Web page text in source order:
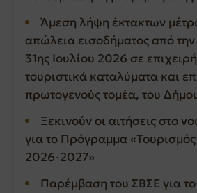
Άμεση λήψη έκτακτων
απώλεια εισοδήματος από
31ης Ιουλίου 2026 σε
τουριστικά καταλύματα και
πρωτογενούς τομέα, του
Ξεκινούν οι αιτήσεις στο
για το Πρόγραμμα
2026-2027»
Παρέμβαση του ΣΒΣΕ για το